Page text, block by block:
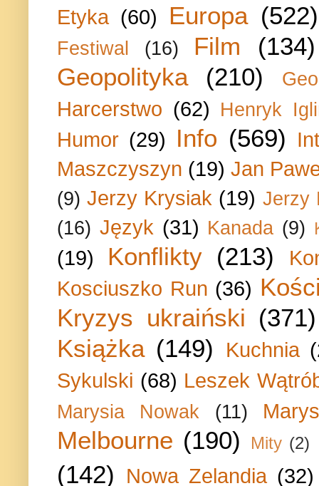
Etyka (60) Europa (522)
Festiwal (16) Film
(134)
Geopolityka
(210)
Harcerstwo (62) Henryk
Humor (29) Info (569)
Maszczyszyn (19) Jan
(9) Jerzy Krysiak (19) Jerzy
(16) Język (31) Kanada (9)
(19) Konflikty (213)
Kosciuszko Run (36)
Kryzys ukraiński (371)
Książka (149) Kuchnia
Sykulski (68) Leszek
Marysia Nowak (11)
Melbourne (190) Mity (2)
(142) Nowa Zelandia (32)